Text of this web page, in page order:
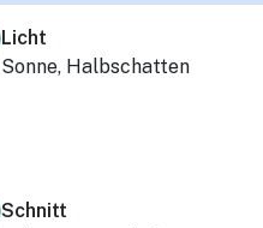
Licht
Sonne, Halbschatten
Schnitt